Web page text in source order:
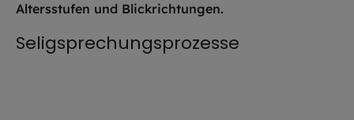
Seligsprechungsprozesse